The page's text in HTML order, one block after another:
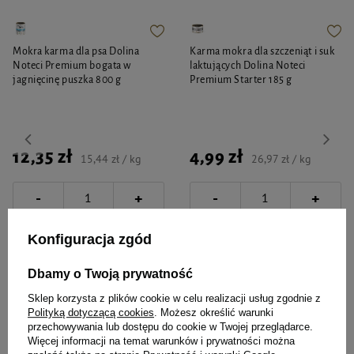
Mokra karma dla psa Dolina
Noteci Premium bogata w
jagnięcinę puszka 800 g
12,35 zł 15,44 zł / kg
- +
Karma mokra dla szczeniąt i suk
laktujących Dolina Noteci
Premium Starter 185 g
4,99 zł 26,97 zł / kg
- +
Konfiguracja zgód
Dbamy o Twoją prywatność
Sklep korzysta z plików cookie w celu realizacji usług zgodnie z
Polityką dotyczącą cookies. Możesz określić warunki
przechowywania lub dostępu do cookie w Twojej przeglądarce.
Więcej informacji na temat warunków i prywatności można